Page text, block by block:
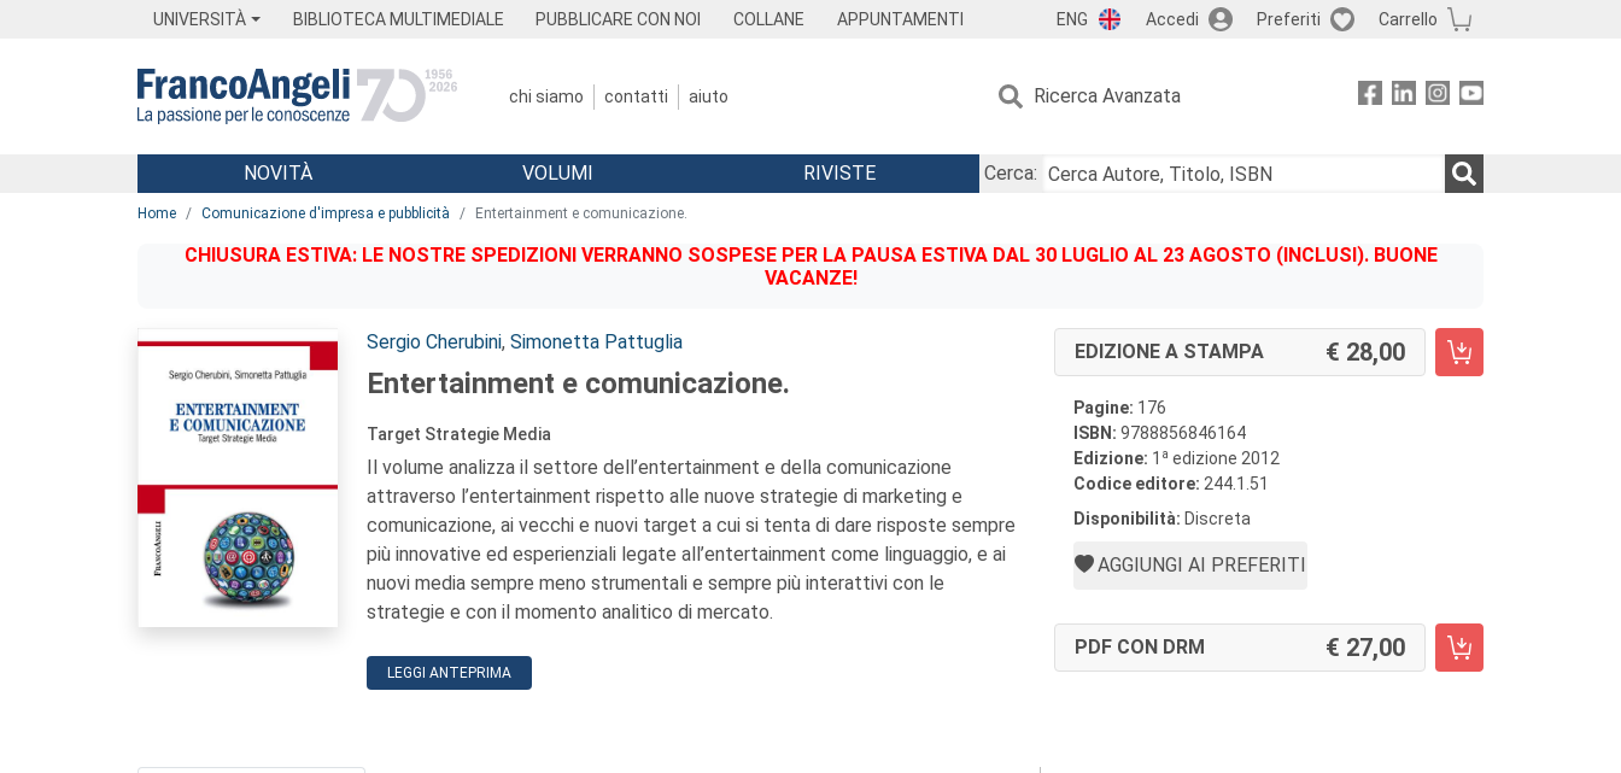
UNIVERSITÀ BIBLIOTECA MULTIMEDIALE PUBBLICARE CON NOI COLLANE APPUNTAMENTI ENG Accedi Preferiti Carrello
chi siamo contatti aiuto Ricerca Avanzata
Menu
NOVITÀ VOLUMI RIVISTE
Cerca:
Home Comunicazione d'impresa e pubblicità Entertainment e comunicazione.
CHIUSURA ESTIVA: LE NOSTRE SPEDIZIONI VERRANNO SOSPESE PER LA PAUSA ESTIVA DAL 30 LUGLIO AL 23 AGOSTO (INCLUSI). BUONE
VACANZE!
Autori:
Sergio Cherubini, Simonetta Pattuglia
Entertainment e comunicazione.
Target Strategie Media
Il volume analizza il settore dell’entertainment e della comunicazione
attraverso l’entertainment rispetto alle nuove strategie di marketing e
comunicazione, ai vecchi e nuovi target a cui si tenta di dare risposte sempre
più innovative ed esperienziali legate all’entertainment come linguaggio, e ai
nuovi media sempre meno strumentali e sempre più interattivi con le
strategie e con il momento analitico di mercato.
LEGGI ANTEPRIMA
EDIZIONE A STAMPA 28,00
Pagine: 176
ISBN: 9788856846164
Edizione: 1 a edizione 2012
Codice editore: 244.1.51
Disponibilità: Discreta
AGGIUNGI AI PREFERITI
PDF CON DRM 27,00